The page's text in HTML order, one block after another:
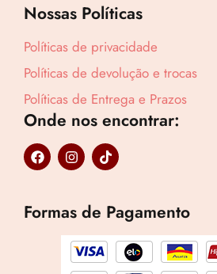
Revenda por
R$
Compre por
R$ 88,51
6x de
Nossas Políticas
Políticas de privacidade
Políticas de devolução e trocas
Políticas de Entrega e Prazos
Onde nos encontrar:
F
a
o
I
n
g
a
m
T
i
o
k
Formas de Pagamento